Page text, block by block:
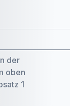
der
oben
1